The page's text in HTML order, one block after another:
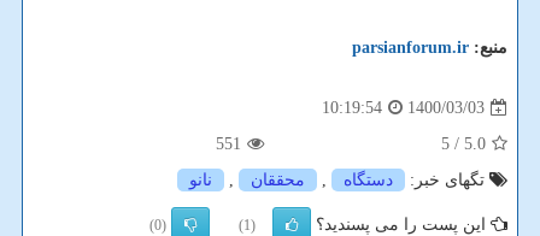
منبع: parsianforum.ir
1400/03/03
10:19:54
5.0
/ 5
551
تگهای خبر:
دستگاه , محققان , نانو
این پست را می پسندید؟ (1)
(0)